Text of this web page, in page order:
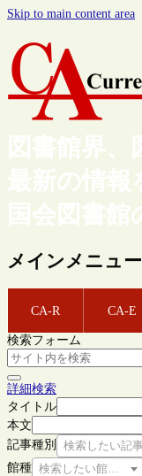
Skip to main content area
図書館界、
最新の情報
国会図書館
メインメニュー
CA-R CA-E
検索フォーム
詳細検索
タイトル
本文
記事種別
検索したい記
館種 検索したい館種を選